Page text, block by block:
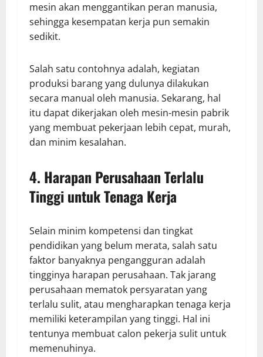
mesin akan menggantikan peran manusia,
sehingga kesempatan kerja pun semakin
sedikit.
Salah satu contohnya adalah, kegiatan
produksi barang yang dulunya dilakukan
secara manual oleh manusia. Sekarang, hal
itu dapat dikerjakan oleh mesin-mesin pabrik
yang membuat pekerjaan lebih cepat, murah,
dan minim kesalahan.
4. Harapan Perusahaan Terlalu
Tinggi untuk Tenaga Kerja
Selain minim kompetensi dan tingkat
pendidikan yang belum merata, salah satu
faktor banyaknya pengangguran adalah
tingginya harapan perusahaan. Tak jarang
perusahaan mematok persyaratan yang
terlalu sulit, atau mengharapkan tenaga kerja
memiliki keterampilan yang tinggi. Hal ini
tentunya membuat calon pekerja sulit untuk
memenuhinya.